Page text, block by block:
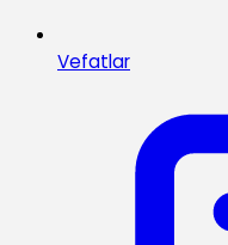
Vefatlar